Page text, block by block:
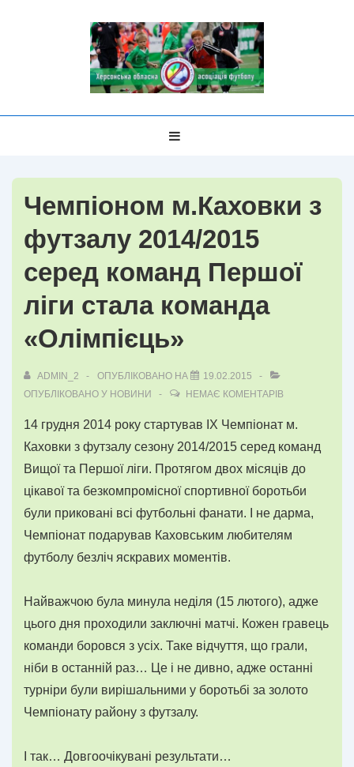
Чемпіоном м.Каховки з
футзалу 2014/2015
серед команд Першої
ліги стала команда
«Олімпієць»
ADMIN_2 ОПУБЛІКОВАНО НА
19.02.2015
ОПУБЛІКОВАНО У НОВИНИ НЕМАЄ КОМЕНТАРІВ
14 грудня 2014 року стартував IX Чемпіонат м.
Каховки з футзалу сезону 2014/2015 серед команд
Вищої та Першої ліги. Протягом двох місяців до
цікавої та безкомпромісної спортивної боротьби
були приковані всі футбольні фанати. І не дарма,
Чемпіонат подарував Каховським любителям
футболу безліч яскравих моментів.
Найважчою була минула неділя (15 лютого), адже
цього дня проходили заключні матчі. Кожен гравець
команди боровся з усіх. Таке відчуття, що грали,
ніби в останній раз… Це і не дивно, адже останні
турніри були вирішальними у боротьбі за золото
Чемпіонату району з футзалу.
І так… Довгоочікувані результати…